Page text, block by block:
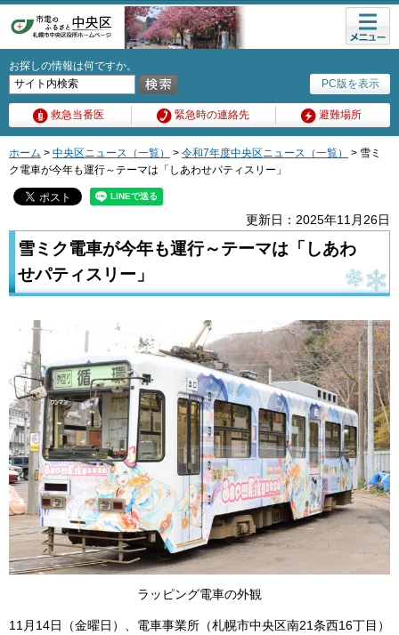
PC版を表示
お探しの情報は何ですか。
救急当番医 緊急時の連絡先 避難場所
メニュ
ー
ホーム > 中央区ニュース（一覧） > 令和7年度中央区ニュース（一覧）
> 雪ミ
ク電車が今年も運行～テーマは「しあわせパティスリー」
更新日：2025年11月26日
雪ミク電車が今年も運行～テーマは「しあわ
せパティスリー」
ラッピング電車の外観
11月14日（金曜日）、電車事業所（札幌市中央区南21条西16丁目）